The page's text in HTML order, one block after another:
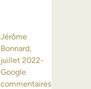
Jérôme
Bonnard,
juillet 2022-
Google
commentaires